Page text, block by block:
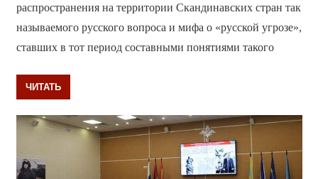
распространения на территории Скандинавских стран так
называемого русского вопроса и мифа о «русской угрозе»,
ставших в тот период составными понятиями такого
ЧИТАТЬ